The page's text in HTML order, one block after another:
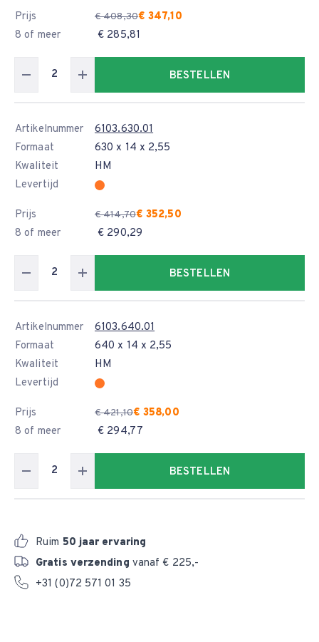
Prijs € 408,30€ 347,10
8 of meer
€ 285,81
BESTELLEN
Artikelnummer
6103.630.01
Formaat
630 x 14 x 2,55
Kwaliteit
HM
Levertijd
Prijs € 414,70€ 352,50
8 of meer
€ 290,29
BESTELLEN
Artikelnummer
6103.640.01
Formaat
640 x 14 x 2,55
Kwaliteit
HM
Levertijd
Prijs € 421,10€ 358,00
8 of meer
€ 294,77
BESTELLEN
Ruim 50 jaar ervaring
Gratis verzending vanaf € 225,-
+31 (0)72 571 01 35